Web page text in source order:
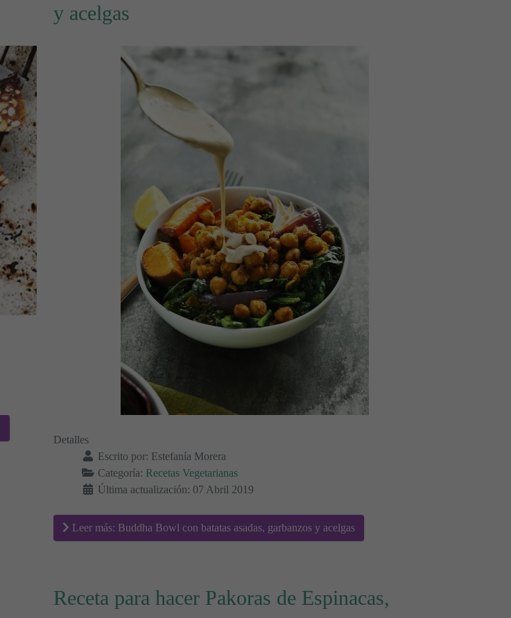
y acelgas
Detalles
Escrito por: Estefanía Morera
Categoría: Recetas Vegetarianas
Última actualización: 07 Abril 2019
Leer más: Buddha Bowl con batatas asadas, garbanzos y acelgas
Receta para hacer Pakoras de Espinacas,